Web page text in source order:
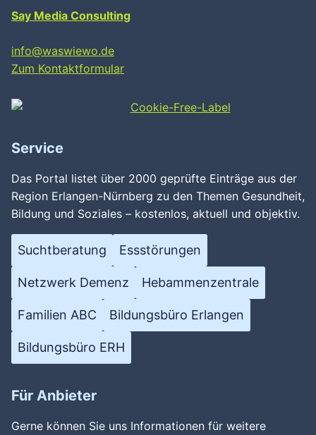
Say Media Consulting
info@waswiewo.de
Zum Kontaktformular
Service
Das Portal listet über 2000 geprüfte Einträge aus der
Region Erlangen-Nürnberg zu den Themen Gesundheit,
Bildung und Soziales – kostenlos, aktuell und objektiv.
Suchtberatung Essstörungen
Netzwerk Demenz Hebammenzentrale
Familien ABC Bildungsbüro Erlangen
Bildungsbüro ERH
Für Anbieter
Gerne können Sie uns Informationen für weitere